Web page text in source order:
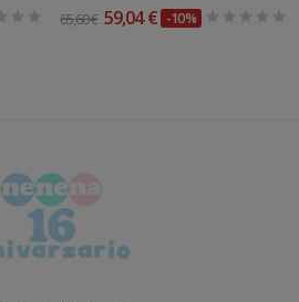
65,60 € 59,04 € -10%